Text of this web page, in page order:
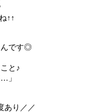
↑↑
んです◎
と♪
」
あり／／